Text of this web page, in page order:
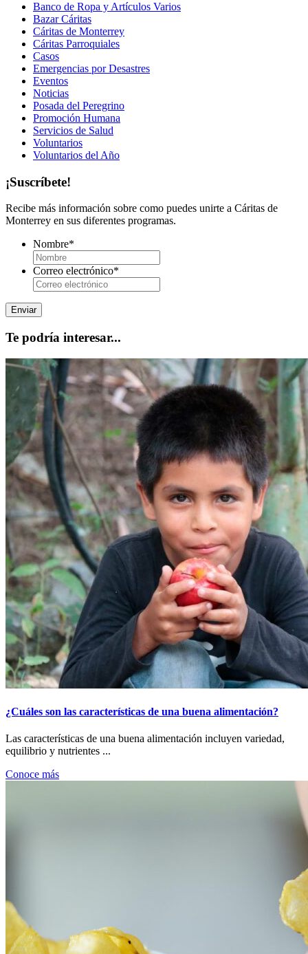
Banco de Ropa y Artículos Varios
Bazar Cáritas
Cáritas de Monterrey
Cáritas Parroquiales
Casos
Emergencias por Desastres
Eventos
Noticias
Posada del Peregrino
Promoción Humana
Servicios de Salud
Voluntarios
Voluntarios del Año
¡Suscríbete!
Recibe más información sobre como puedes unirte a Cáritas de
Monterrey en sus diferentes programas.
Nombre*
Correo electrónico*
Te podría interesar...
¿Cuáles son las características de una buena alimentación?
Las características de una buena alimentación incluyen variedad,
equilibrio y nutrientes ...
Conoce más